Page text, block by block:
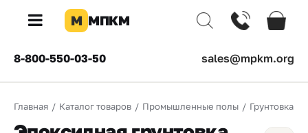
×
КОМПАНИЯ
М МПКМ
8-800-550-03-50 sales@mpkm.org
Главная / Каталог товаров / Промышленные полы / Грунтовка